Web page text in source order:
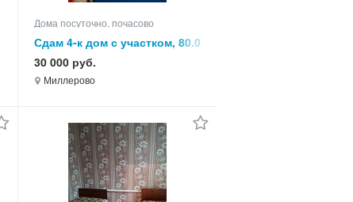
Дома посуточно, почасово
Сдам 4-к дом с участком, 80.0
кв.м, этажей 1
30 000 руб.
Миллерово